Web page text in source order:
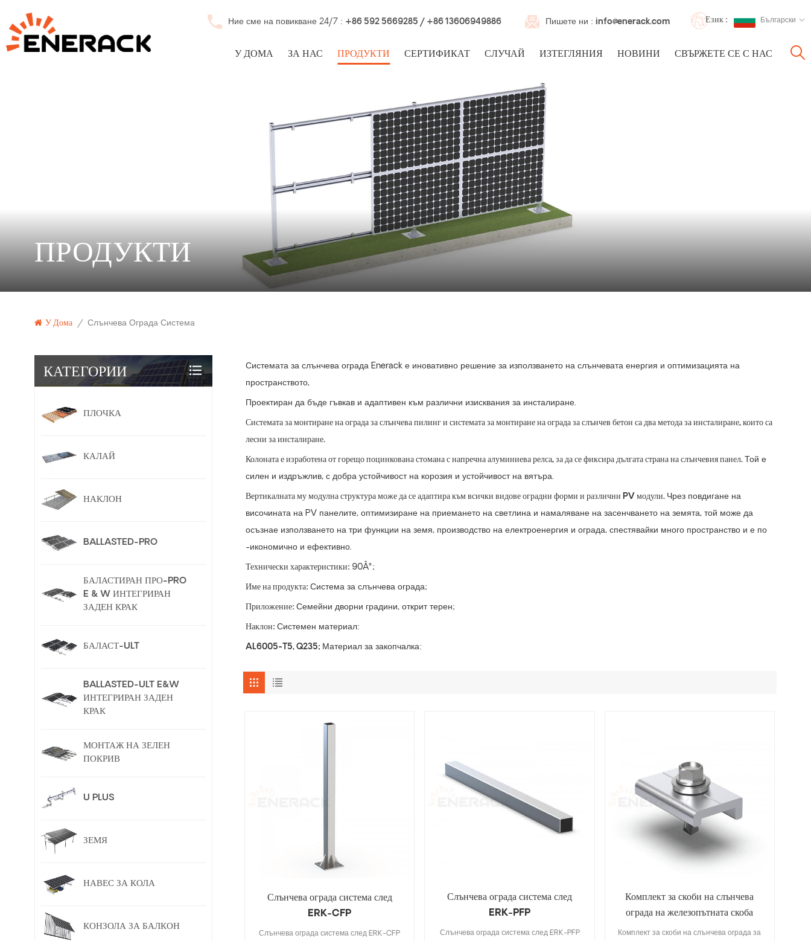
Ние сме на повикване 24/7 : +86 592 5669285 / +86 13606949886 Пишете ни : info@enerack.com Език : Български
У ДОМА ЗА НАС ПРОДУКТИ СЕРТИФИКАТ СЛУЧАЙ ИЗТЕГЛЯНИЯ НОВИНИ СВЪРЖЕТЕ СЕ С НАС
ПРОДУКТИ
У Дома / Слънчева Ограда Система
Системата за слънчева ограда Enerack е иновативно решение за използването на слънчевата енергия и оптимизацията на
пространството,
Проектиран да бъде гъвкав и адаптивен към различни изисквания за инсталиране.
Системата за монтиране на ограда за слънчева пилинг и системата за монтиране на ограда за слънчев бетон са два метода за инсталиране, които са
лесни за инсталиране.
Колоната е изработена от горещо поцинкована стомана с напречна алуминиева релса, за да се фиксира дългата страна на слънчевия панел. Той е
силен и издръжлив, с добра устойчивост на корозия и устойчивост на вятъра.
Вертикалната му модулна структура може да се адаптира към всички видове оградни форми и различни PV модули. Чрез повдигане на
височината на PV панелите, оптимизиране на приемането на светлина и намаляване на засенчването на земята, той може да
осъзнае използването на три функции на земя, производство на електроенергия и ограда, спестявайки много пространство и е по
-икономично и ефективно.
Технически характеристики: 90Â°;
Име на продукта:Система за слънчева ограда;
Приложение:Семейни дворни градини, открит терен;
Наклон:Системен материал:
AL6005-T5, Q235; Материал за закопчалка:
Слънчева ограда система след
ERK-CFP
Слънчева ограда система след ERK-CFP
Слънчева ограда система след
ERK-PFP
Слънчева ограда система след ERK-PFP
Комплект за скоби на слънчева
ограда на железопътната скоба
ERK-FRC
Комплект за скоби на слънчева ограда за
КАТЕГОРИИ
ПЛОЧКА
КАЛАЙ
НАКЛОН
BALLASTED-PRO
БАЛАСТИРАН ПРО-PRO
E & W ИНТЕГРИРАН
ЗАДЕН КРАК
БАЛАСТ-ULT
BALLASTED-ULT E&W
ИНТЕГРИРАН ЗАДЕН
КРАК
МОНТАЖ НА ЗЕЛЕН
ПОКРИВ
U PLUS
ЗЕМЯ
НАВЕС ЗА КОЛА
КОНЗОЛА ЗА БАЛКОН